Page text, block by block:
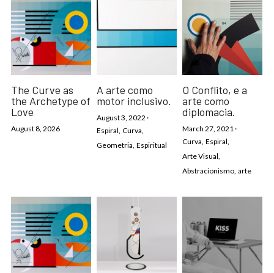
Research Notes
Search
The Curve as
the Archetype of
Love
August 8, 2026
A arte como
motor inclusivo.
August 3, 2022 ·
Espiral, Curva,
Geometria, Espiritual
O Conflito, e a
arte como
diplomacia.
March 27, 2021 ·
Curva, Espiral,
Arte Visual,
Abstracionismo, arte